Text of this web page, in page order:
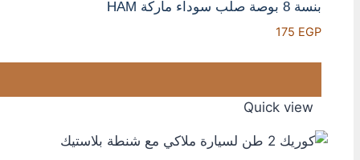
بنسة 8 بوصة صلب سوداء ماركة HAM
175 EGP
Quick view